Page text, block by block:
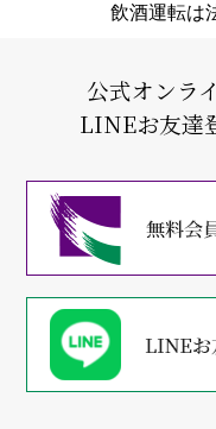
飲酒運転は
公式オンラ
LINEお友達